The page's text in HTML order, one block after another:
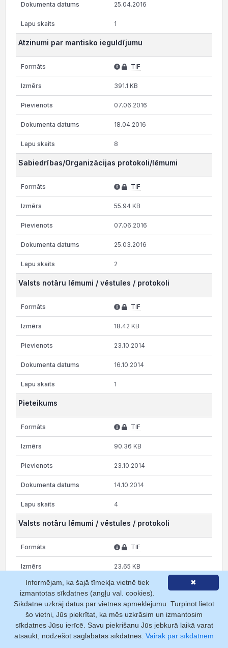
25.04.2016
1
Atzinumi par mantisko ieguldījumu
TIF
391.1 KB
07.06.2016
18.04.2016
8
Sabiedrības/Organizācijas protokoli/lēmumi
TIF
55.94 KB
07.06.2016
25.03.2016
2
Valsts notāru lēmumi / vēstules / protokoli
TIF
18.42 KB
23.10.2014
16.10.2014
1
Pieteikums
TIF
90.36 KB
23.10.2014
14.10.2014
4
Valsts notāru lēmumi / vēstules / protokoli
TIF
23.65 KB
05.09.2014
02.09.2014
2
✖
Informējam, ka šajā tīmekļa vietnē tiek
izmantotas sīkdatnes (angļu val. cookies).
Sīkdatne uzkrāj datus par vietnes apmeklējumu. Turpinot lietot
šo vietni, Jūs piekrītat, ka mēs uzkrāsim un izmantosim
sīkdatnes Jūsu ierīcē. Savu piekrišanu Jūs jebkurā laikā varat
atsaukt, nodzēšot saglabātās sīkdatnes. Vairāk par sīkdatnēm